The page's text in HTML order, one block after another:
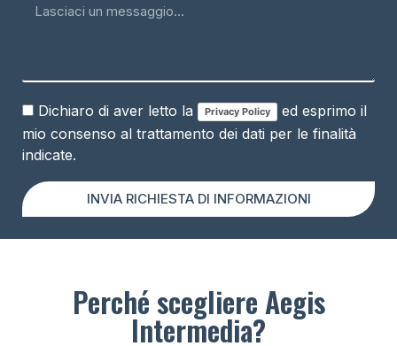
Dichiaro di aver letto la Privacy Policy
ed esprimo il
mio consenso al trattamento dei dati per le finalità
indicate.
INVIA RICHIESTA DI INFORMAZIONI
Perché scegliere Aegis
Intermedia?